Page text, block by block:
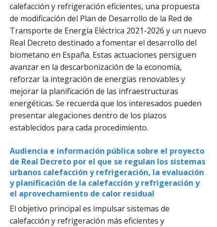
calefacción y refrigeración eficientes, una propuesta
de modificación del Plan de Desarrollo de la Red de
Transporte de Energía Eléctrica 2021-2026 y un nuevo
Real Decreto destinado a fomentar el desarrollo del
biometano en España. Estas actuaciones persiguen
avanzar en la descarbonización de la economía,
reforzar la integración de energías renovables y
mejorar la planificación de las infraestructuras
energéticas. Se recuerda que los interesados pueden
presentar alegaciones dentro de los plazos
establecidos para cada procedimiento.
Audiencia e información pública sobre el proyecto
de Real Decreto por el que se regulan los sistemas
urbanos calefacción y refrigeración, la evaluación
y planificación de la calefacción y refrigeración y
el aprovechamiento de calor residual
El objetivo principal es impulsar sistemas de
calefacción y refrigeración más eficientes y